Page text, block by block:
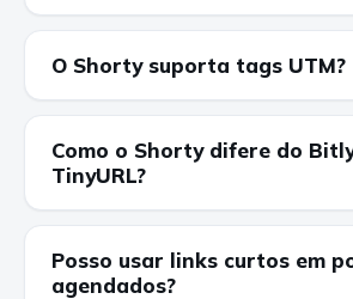
O Shorty suporta tags UTM?
Como o Shorty difere do
TinyURL?
Posso usar links curtos em
agendados?